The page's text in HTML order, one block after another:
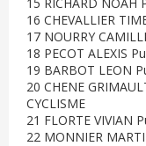
16 CHEVALLIER
17 NOURRY
18 PECOT ALEXIS
19 BARBOT LEON
20 CHENE
CYCLISME
21 FLORTE VIVIAN
22 MONNIER